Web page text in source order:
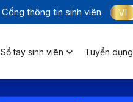
Cổng thông tin sinh viên VI
Sổ tay sinh viên Tuyển dụng